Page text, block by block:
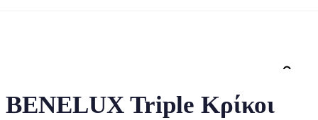
BENELUX Triple Κρίκοι